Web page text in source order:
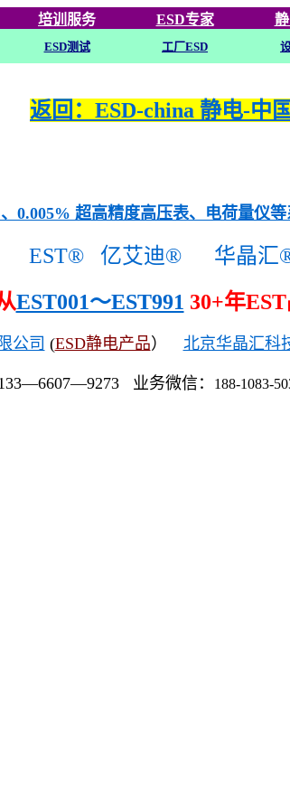
培训 服务 ESD专家
ESD测试 工厂ESD
返回：ESD-china 静电-中国
0.005% 超高精度高压表、电荷量仪
EST® 亿艾迪®
华晶汇
EST001～EST991 30+年
公司 (ESD静电产品） 北京华晶汇科
业务微信： 188-1083-